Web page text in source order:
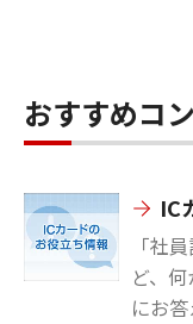
おすすめコ
IC
「社
ど、
にお答